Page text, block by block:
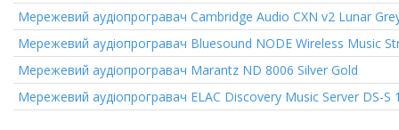
Мережевий аудіопрогравач Cambridge Audio CXN v2 Lunar
Мережевий аудіопрогравач Bluesound NODE Wireless Music
Мережевий аудіопрогравач Marantz ND 8006 Silver Gold
Мережевий аудіопрогравач ELAC Discovery Music Server DS-S